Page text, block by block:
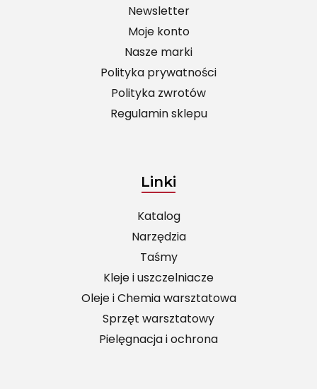
Newsletter
Moje konto
Nasze marki
Polityka prywatności
Polityka zwrotów
Regulamin sklepu
Linki
Katalog
Narzędzia
Taśmy
Kleje i uszczelniacze
Oleje i Chemia warsztatowa
Sprzęt warsztatowy
Pielęgnacja i ochrona